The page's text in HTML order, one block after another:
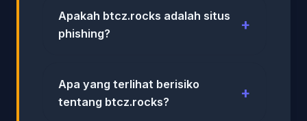
Apakah btcz.rocks adalah situs
phishing?
Apa yang terlihat berisiko
tentang btcz.rocks?